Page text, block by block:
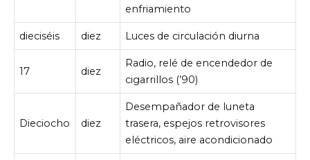
enfriamiento
dieciséis diez Luces de circulación diurna
17 diez
Radio, relé de encendedor de
cigarrillos (’90)
Dieciocho diez
Desempañador de luneta
trasera, espejos retrovisores
eléctricos, aire acondicionado